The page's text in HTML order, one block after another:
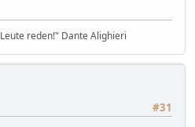
reden!" Dante Alighieri
#31